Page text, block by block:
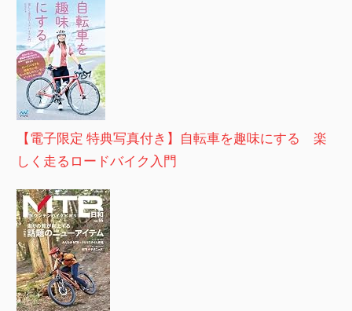
【電子限定 特典写真付き】自転車を趣味にする 楽
しく走るロードバイク入門